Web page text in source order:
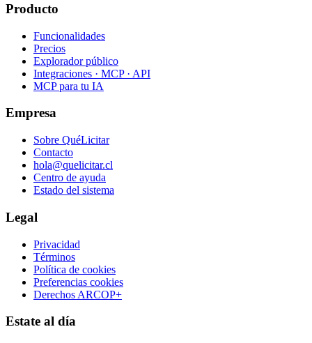
Producto
Funcionalidades
Precios
Explorador público
Integraciones · MCP · API
MCP para tu IA
Empresa
Sobre QuéLicitar
Contacto
hola@quelicitar.cl
Centro de ayuda
Estado del sistema
Legal
Privacidad
Términos
Política de cookies
Preferencias cookies
Derechos ARCOP+
Estate al día